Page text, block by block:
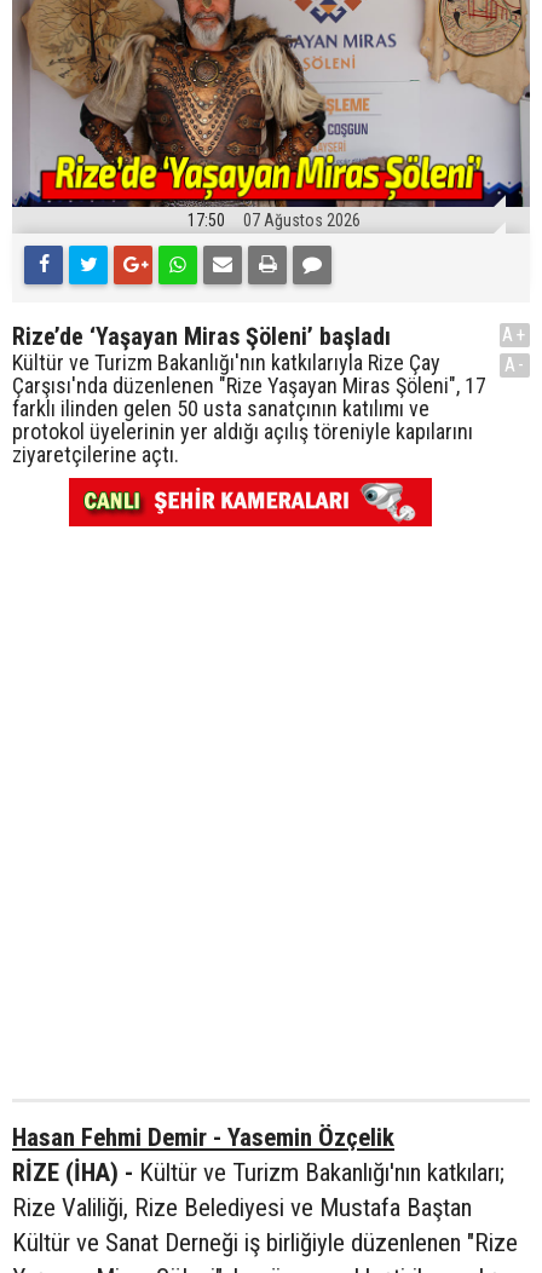
17:50 07 Ağustos 2026
Rize’de ‘Yaşayan Miras Şöleni’ başladı
Kültür ve Turizm Bakanlığı'nın katkılarıyla Rize Çay
Çarşısı'nda düzenlenen "Rize Yaşayan Miras Şöleni", 17
farklı ilinden gelen 50 usta sanatçının katılımı ve
protokol üyelerinin yer aldığı açılış töreniyle kapılarını
ziyaretçilerine açtı.
A+
A-
Hasan Fehmi Demir - Yasemin Özçelik
RİZE (İHA) - Kültür ve Turizm Bakanlığı'nın katkıları;
Rize Valiliği, Rize Belediyesi ve Mustafa Baştan
Kültür ve Sanat Derneği iş birliğiyle düzenlenen "Rize